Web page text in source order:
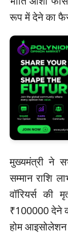
रूप में देने का
मुख्यमंत्री ने
सम्मान राशि
वॉरियर्स की
₹100000 देने
होम आइसोलेशन